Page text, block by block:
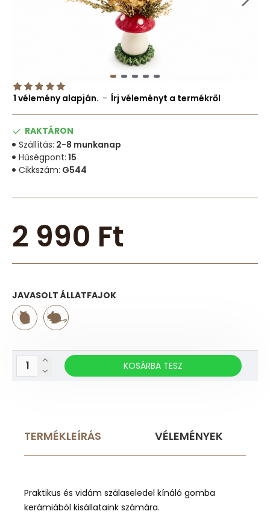
RAKTÁRON
Hűségpont: 15
Cikkszám: G544
Szállítás: 2-8 munkanap
1 vélemény alapján. - Írj véleményt a termékről
2 990 Ft
JAVASOLT ÁLLATFAJOK
KOSÁRBA TESZ
TERMÉKLEÍRÁS VÉLEMÉNYEK
Praktikus és vidám szálaseledel kínáló gomba
kerámiából kisállataink számára.